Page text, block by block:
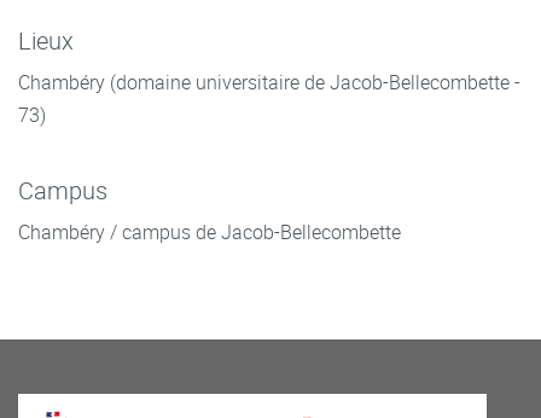
Lieux
Chambéry (domaine universitaire de Jacob-Bellecombette -
73)
Campus
Chambéry / campus de Jacob-Bellecombette